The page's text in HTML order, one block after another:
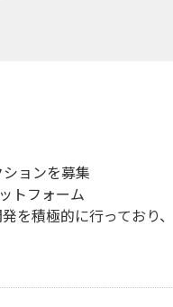
ョンを募集
トフォーム
を積極的に行っており、